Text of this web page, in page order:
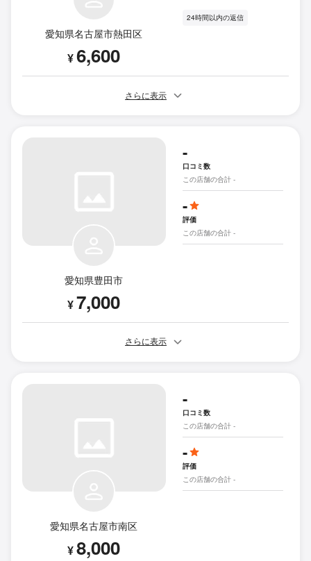
愛知県名古屋市熱田区
¥6,600
24時間以内の返信
さらに表示
愛知県豊田市
¥7,000
-
口コミ数
この店舗の合計 -
-
評価
この店舗の合計 -
さらに表示
愛知県名古屋市南区
¥8,000
-
口コミ数
この店舗の合計 -
-
評価
この店舗の合計 -